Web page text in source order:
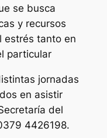
se busca
y recursos
estrés tanto en
particular
jornadas
en asistir
del
4426198.